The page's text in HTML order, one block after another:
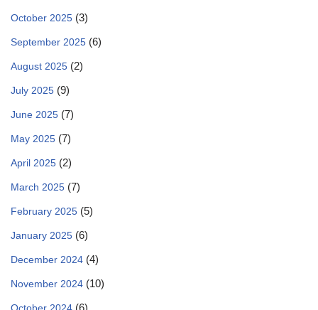
October 2025 (3)
September 2025 (6)
August 2025 (2)
July 2025 (9)
June 2025 (7)
May 2025 (7)
April 2025 (2)
March 2025 (7)
February 2025 (5)
January 2025 (6)
December 2024 (4)
November 2024 (10)
(6)